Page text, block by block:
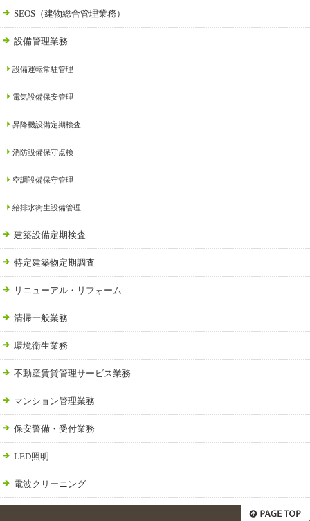
SEOS（建物総合管理業務）
設備管理業務
設備運転常駐管理
電気設備保安管理
昇降機設備定期検査
消防設備保守点検
空調設備保守管理
給排水衛生設備管理
建築設備定期検査
特定建築物定期調査
リニューアル・リフォーム
清掃一般業務
環境衛生業務
不動産賃貸管理サービス業務
マンション管理業務
保安警備・受付業務
LED照明
電波クリーニング